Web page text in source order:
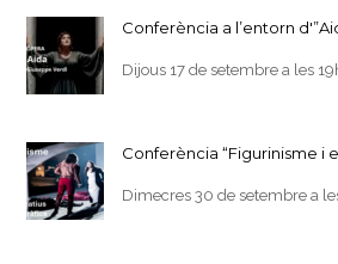
Conferència a l’entorn
Dijous 17 de setembre a les
Conferència “Figurinisme i
Dimecres 30 de setembre a